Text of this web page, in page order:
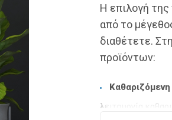
Η επιλογή της
από το
διαθέτετε.
προϊόντων:
λειτουργία